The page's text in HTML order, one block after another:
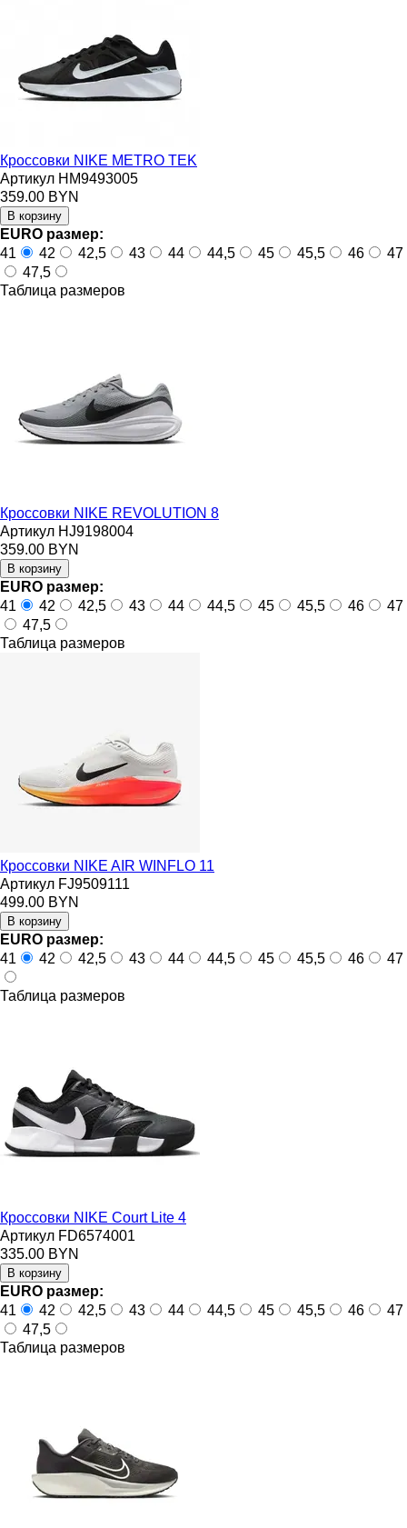
Кроссовки NIKE METRO TEK
Артикул HM9493005
359.00 BYN
EURO размер:
41
42 42,5 43 44 44,5 45 45,5 46
47
47,5
Таблица размеров
Кроссовки NIKE REVOLUTION 8
Артикул HJ9198004
359.00 BYN
EURO размер:
41
42 42,5 43 44 44,5 45 45,5 46
47
47,5
Таблица размеров
Кроссовки NIKE AIR WINFLO 11
Артикул FJ9509111
499.00 BYN
EURO размер:
41
42 42,5 43 44 44,5 45 45,5 46 47
Таблица размеров
Кроссовки NIKE Court Lite 4
Артикул FD6574001
335.00 BYN
EURO размер:
41
42 42,5 43 44 44,5 45 45,5 46
47
47,5
Таблица размеров